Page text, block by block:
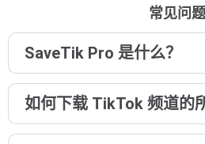
常见问题
SaveTik Pro 是什么？
如何下载 TikTok 频道的